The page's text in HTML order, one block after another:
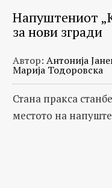
Напуштениот
за нови згради
Автор: Антонија
Марија Тодоровска
Стана пракса
местото на